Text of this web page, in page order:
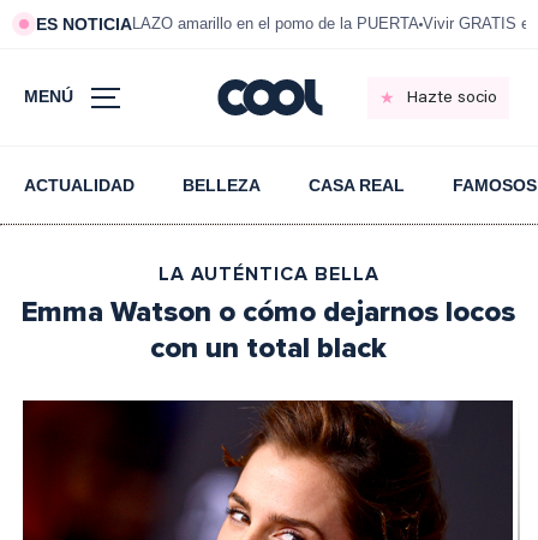
ES NOTICIALAZO amarillo en el pomo de la PUERTA Vivir GRATIS
MENÚ Hazte socio
ACTUALIDAD BELLEZA CASA REAL FAMOSOS
LA AUTÉNTICA BELLA
Emma Watson o cómo dejarnos locos
con un total black